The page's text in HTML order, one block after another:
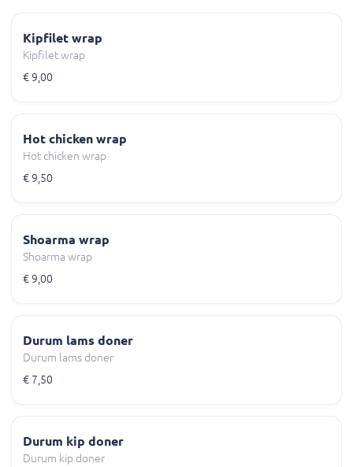
Kipfilet wrap
Kipfilet wrap
€ 9,00
Hot chicken wrap
Hot chicken wrap
€ 9,50
Shoarma wrap
Shoarma wrap
€ 9,00
Durum lams doner
Durum lams doner
€ 7,50
Durum kip doner
Durum kip doner